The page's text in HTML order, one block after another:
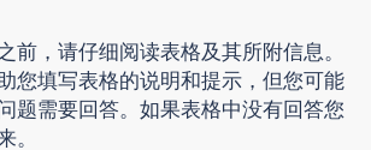
前，请仔细阅读表格及其所附信息。
您填写表格的说明和提示，但您可能
题需要回答。如果表格中没有回答您
。